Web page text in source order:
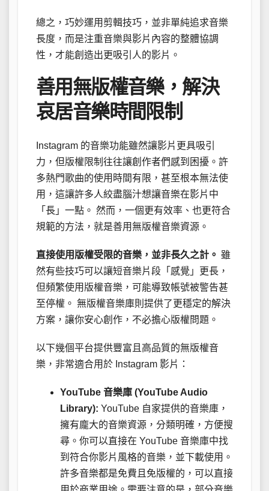
總之，巧妙運用剪輯技巧，並非單純追求音樂
長度，而是注重音樂與影片內容的整體協調
性，才能創造出更吸引人的影片。
善用無版權音樂，解決
哀居音樂時間限制
Instagram 的音樂功能雖然讓影片更具吸引
力，但版權限制往往讓創作者們感到困擾。許
多熱門歌曲的使用時間有限，甚至根本無法使
用，這讓許多人絞盡腦汁想讓音樂在影片中
「長」一點。 然而，一個更有效率、也更符合
規範的方法，就是善用無版權音樂資源。
直接使用版權受限的音樂，並非長久之計。 雖
然有些技巧可以讓短音樂片段「感覺」更長，
但頻繁使用版權音樂，可能導致帳號被警告甚
至停權。 無版權音樂庫則提供了更穩定的解決
方案，讓你安心創作，不必擔心版權問題。
以下幾個平台提供豐富且高品質的無版權音
樂，非常適合用於 Instagram 影片：
YouTube 音樂庫 (YouTube Audio
Library): YouTube 自家提供的音樂庫，
擁有龐大的音樂資源，分類明確，方便搜
尋。你可以直接在 YouTube 音樂庫中找
到符合你影片風格的音樂，並下載使用。
許多音樂都是免費且免版權的，可以直接